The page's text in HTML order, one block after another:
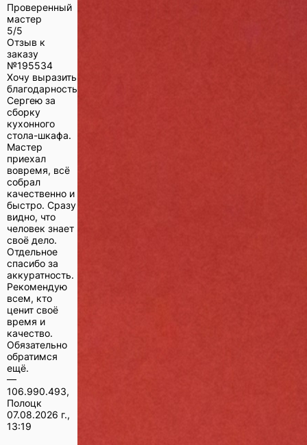
Проверенный
мастер
5/5
Отзыв к
заказу
№195534
Хочу выразить
благодарность
Сергею за
сборку
кухонного
стола-шкафа.
Мастер
приехал
вовремя, всё
собрал
качественно и
быстро. Сразу
видно, что
человек знает
своё дело.
Отдельное
спасибо за
аккуратность.
Рекомендую
всем, кто
ценит своё
время и
качество.
Обязательно
обратимся
ещё.
—
106.990.493,
Полоцк
07.08.2026 г.,
13:19